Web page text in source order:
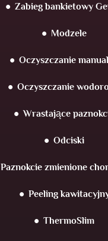
Zabieg bankietowy
Modzele
Oczyszczanie
Oczyszczanie
Wrastające
Odciski
Paznokcie zmienione
Peeling
ThermoSlim